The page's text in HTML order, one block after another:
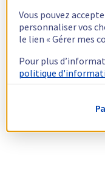
Vous pouvez
personnaliser vos
le lien « Gérer mes
Pour plus
politique